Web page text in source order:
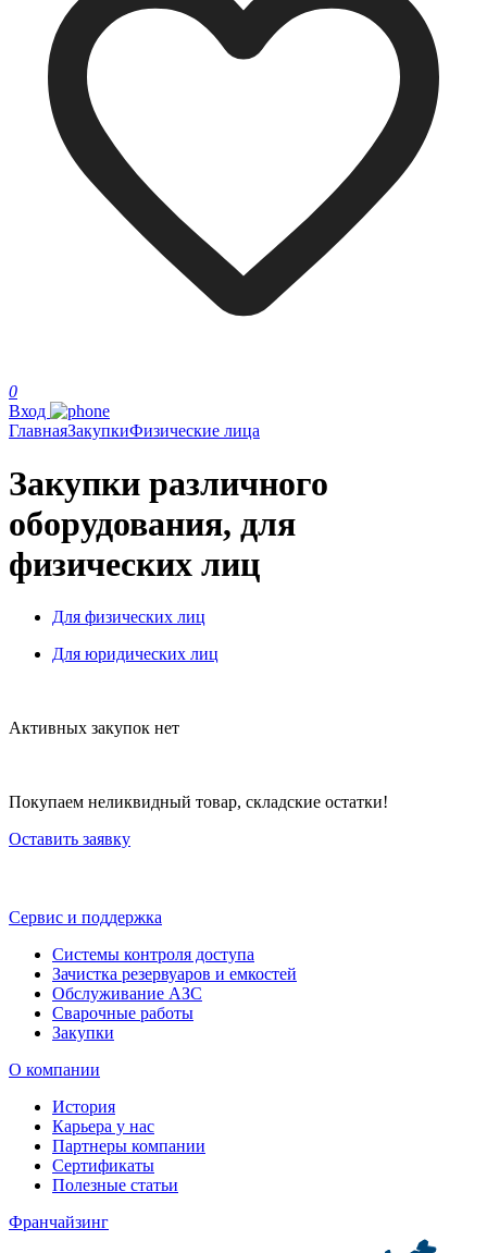
0
Вход
ГлавнаяЗакупкиФизические лица
Закупки различного
оборудования, для
физических лиц
Для физических лиц
Для юридических лиц
Активных закупок нет
Покупаем неликвидный товар, складские остатки!
Оставить заявку
Сервис и поддержка
Системы контроля доступа
Зачистка резервуаров и емкостей
Обслуживание АЗС
Сварочные работы
Закупки
О компании
История
Карьера у нас
Партнеры компании
Сертификаты
Полезные статьи
Франчайзинг